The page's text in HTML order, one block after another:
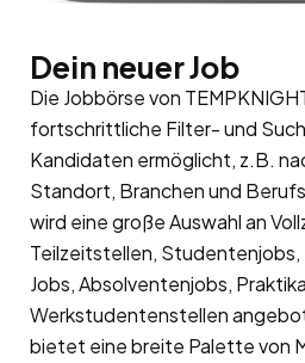
Dein neuer Job
Die Jobbörse von
fortschrittliche Filter- und
Kandidaten ermöglicht, z.B.
Standort, Branchen und
wird eine große Auswahl an
Teilzeitstellen, Studentenjobs,
Jobs, Absolventenjobs,
Werkstudentenstellen
bietet eine breite Palette von